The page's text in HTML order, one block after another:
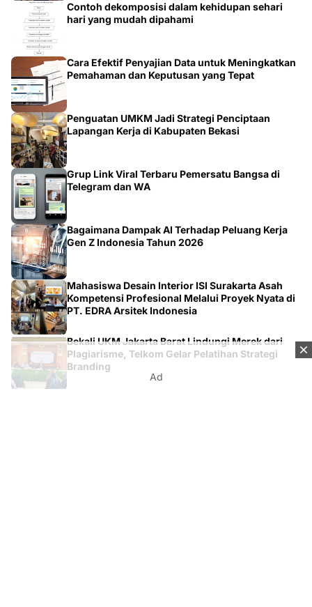
Contoh dekomposisi dalam kehidupan sehari
hari yang mudah dipahami
Cara Efektif Penyajian Data untuk Meningkatkan
Pemahaman dan Keputusan yang Tepat
Penguatan UMKM Jadi Strategi Penciptaan
Lapangan Kerja di Kabupaten Bekasi
Grup Link Viral Terbaru Pemersatu Bangsa di
Telegram dan WA
Bagaimana Dampak AI Terhadap Peluang Kerja
Gen Z Indonesia Tahun 2026
Mahasiswa Desain Interior ISI Surakarta Asah
Kompetensi Profesional Melalui Proyek Nyata di
PT. EDRA Arsitek Indonesia
Bekali UKM Jakarta Barat Lindungi Merek dari
Plagiarisme, Telkom Gelar Pelatihan Strategi
Branding
Ad